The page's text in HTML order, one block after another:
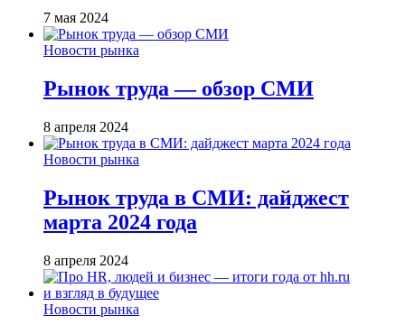
7 мая 2024
Новости рынка
Рынок труда — обзор СМИ
8 апреля 2024
Новости рынка
Рынок труда в СМИ: дайджест
марта 2024 года
8 апреля 2024
Новости рынка